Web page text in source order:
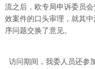
流之后，欧专局申诉委员
效案件的口头审理，就其
序问题交换了意见。
访问期间，我委人员还参